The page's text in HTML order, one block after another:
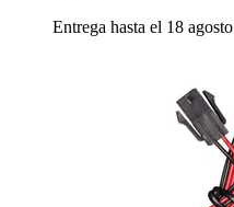
Entrega hasta el 18 agosto